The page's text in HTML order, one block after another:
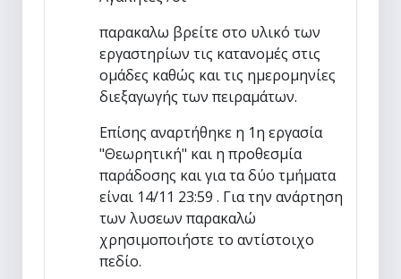
παρακαλω βρείτε στο υλικό των
εργαστηρίων τις κατανομές στις
ομάδες καθώς και τις ημερομηνίες
διεξαγωγής των πειραμάτων.
Επίσης αναρτήθηκε η 1η εργασία
"Θεωρητική" και η προθεσμία
παράδοσης και για τα δύο τμήματα
είναι 14/11 23:59 . Για την ανάρτηση
των λυσεων παρακαλώ
χρησιμοποιήστε το αντίστοιχο
πεδίο.